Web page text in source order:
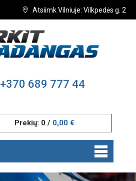
Atsiimk Vilniuje: Vilkpedės g. 2
+370 689 777 44
Prekių: 0 / 0,00 €